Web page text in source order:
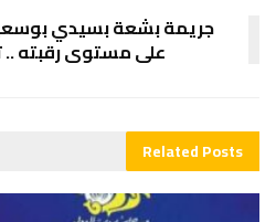
جريمة بشعة بسيدي
على مستوى رقبته
RelatedPosts